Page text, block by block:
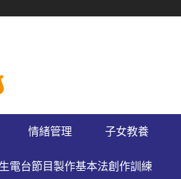
情緒管理 子女教養
電台節目製作基本法創作訓練